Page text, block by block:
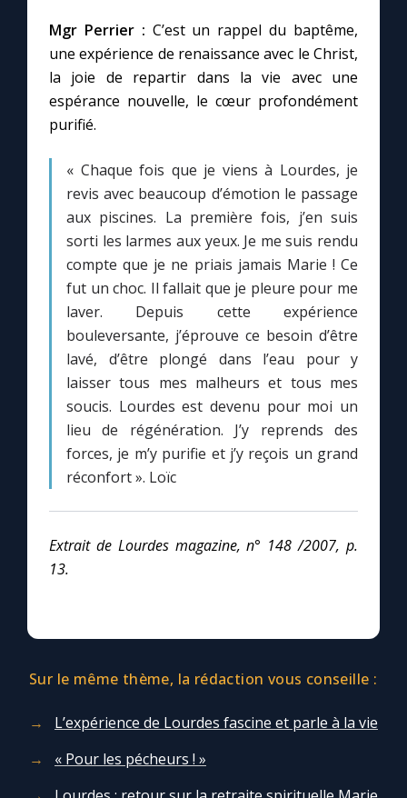
Contact
Faire un don
Mgr Perrier : C’est un rappel du baptême,
une expérience de renaissance avec le Christ,
la joie de repartir dans la vie avec une
espérance nouvelle, le cœur profondément
purifié.
« Chaque fois que je viens à Lourdes, je
revis avec beaucoup d’émotion le passage
aux piscines. La première fois, j’en suis
sorti les larmes aux yeux. Je me suis rendu
compte que je ne priais jamais Marie ! Ce
fut un choc. Il fallait que je pleure pour me
laver. Depuis cette expérience
bouleversante, j’éprouve ce besoin d’être
lavé, d’être plongé dans l’eau pour y
laisser tous mes malheurs et tous mes
soucis. Lourdes est devenu pour moi un
lieu de régénération. J’y reprends des
forces, je m’y purifie et j’y reçois un grand
réconfort ». Loïc
Extrait de Lourdes magazine, n° 148 /2007, p.
13.
Sur le même thème, la rédaction vous conseille :
L’expérience de Lourdes fascine et parle à la vie
« Pour les pécheurs ! »